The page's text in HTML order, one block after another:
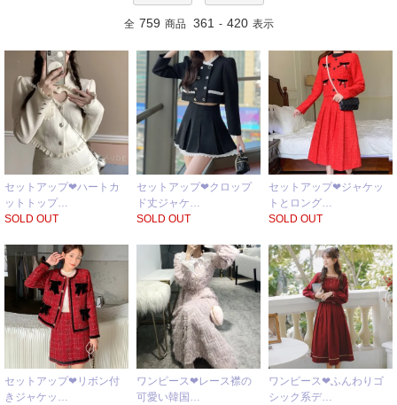
全 759 商品 361 - 420 表示
セットアップ❤ハートカ
ットトップ…
SOLD OUT
セットアップ❤クロップ
ド丈ジャケ…
SOLD OUT
セットアップ❤ジャケッ
トとロング…
SOLD OUT
セットアップ❤リボン付
きジャケッ…
ワンピース❤レース襟の
可愛い韓国…
ワンピース❤ふんわりゴ
シック系デ…